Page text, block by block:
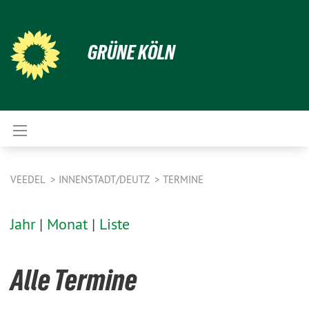
GRÜNE KÖLN
VEEDEL INNENSTADT/DEUTZ TERMINE
Jahr| Monat | Liste
Alle Termine